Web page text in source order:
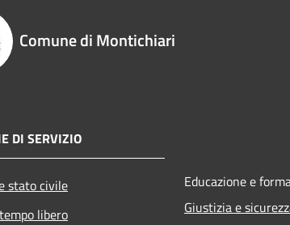
Comune di Montichiari
DI SERVIZIO
stato civile
libero
Educazione e
Giustizia e